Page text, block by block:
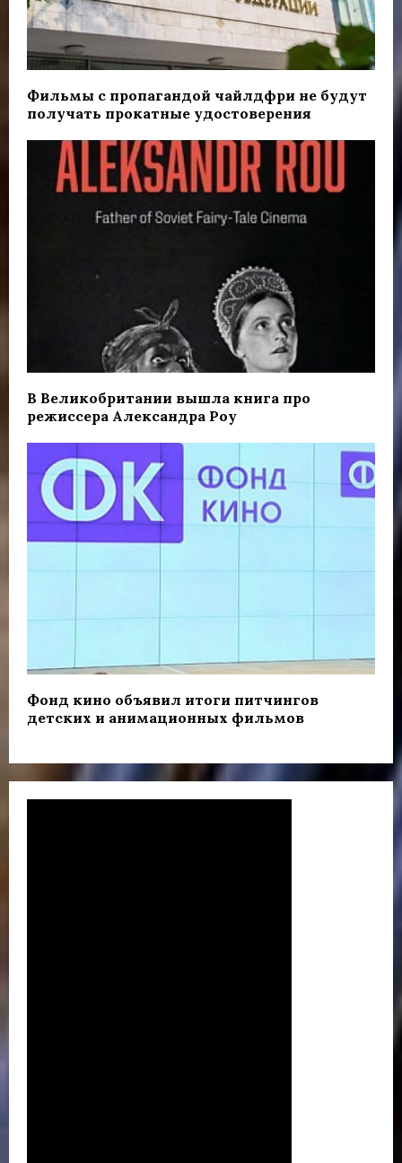
Фильмы с пропагандой чайлдфри не будут
получать прокатные удостоверения
В Великобритании вышла книга про
режиссера Александра Роу
Фонд кино объявил итоги питчингов
детских и анимационных фильмов